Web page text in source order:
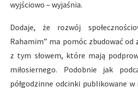
wyjściowo – wyjaśnia.
Dodaje, że rozwój
Rahamim” ma pomóc zbudować od
z tym słowem, które mają
miłosiernego. Podobnie jak
półgodzinne odcinki publikowane